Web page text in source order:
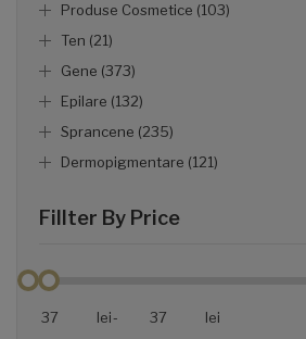
Fillter By Price
lei- lei
Produse Cosmetice (103)
Ten (21)
Gene (373)
Epilare (132)
Sprancene (235)
Dermopigmentare (121)